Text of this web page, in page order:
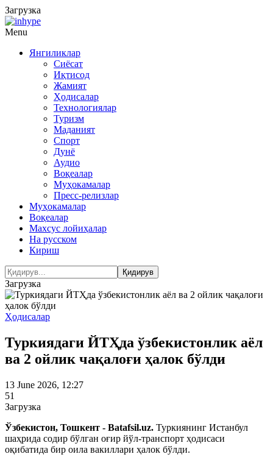
Загрузка
Menu
Янгиликлар
Сиёсат
Иқтисод
Жамият
Ҳодисалар
Технологиялар
Туризм
Маданият
Спорт
Дунё
Аудио
Воқеалар
Муҳокамалар
Пресс-релизлар
Муҳокамалар
Воқеалар
Махсус лойиҳалар
На русском
Кириш
Загрузка
Ҳодисалар
Туркиядаги ЙТҲда ўзбекистонлик аёл
ва 2 ойлик чақалоғи ҳалок бўлди
13 June 2026, 12:27
51
Загрузка
Ўзбекистон, Тошкент - Batafsil.uz. Туркиянинг Истанбул
шаҳрида содир бўлган оғир йўл-транспорт ҳодисаси
оқибатида бир оила вакиллари ҳалок бўлди.